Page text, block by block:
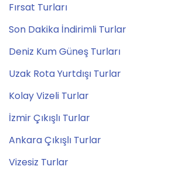
Fırsat Turları
Son Dakika İndirimli Turlar
Deniz Kum Güneş Turları
Uzak Rota Yurtdışı Turlar
Kolay Vizeli Turlar
İzmir Çıkışlı Turlar
Ankara Çıkışlı Turlar
Vizesiz Turlar